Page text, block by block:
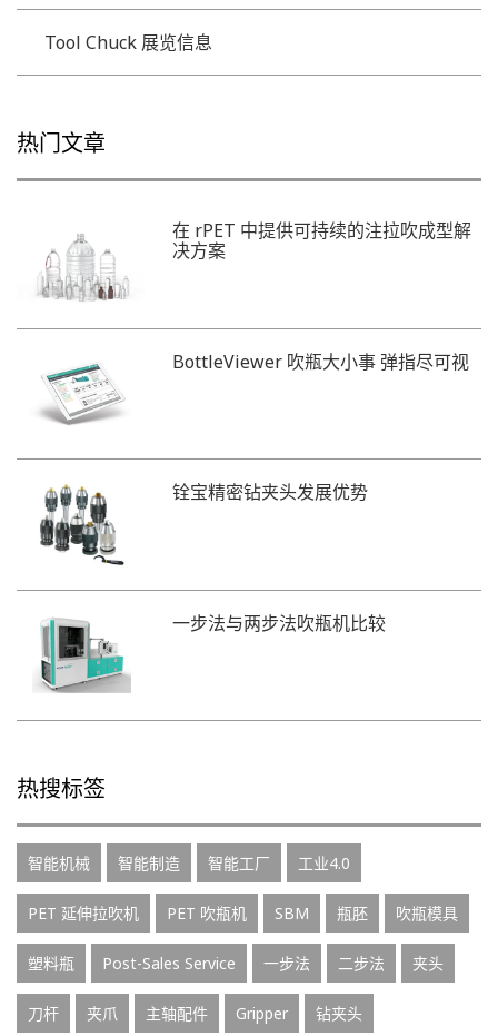
Tool Chuck 展览信息
热门文章
在 rPET 中提供可持续的注拉吹成型解
决方案
BottleViewer 吹瓶大小事 弹指尽可视
铨宝精密钻夹头发展优势
一步法与两步法吹瓶机比较
热搜标签
智能机械 智能制造 智能工厂 工业4.0
PET 延伸拉吹机 PET 吹瓶机 SBM 瓶胚 吹瓶模具
塑料瓶 Post-Sales Service 一步法 二步法 夹头
刀杆 夹爪 主轴配件 Gripper 钻夹头